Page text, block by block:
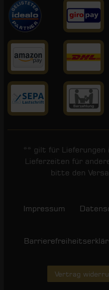
** gilt für Lieferungen
Lieferzeiten für
bitte den
Impressum
Vertrag